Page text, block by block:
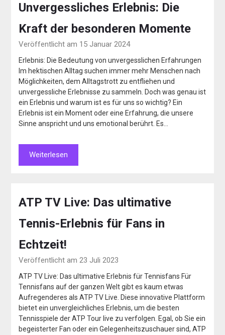
Unvergessliches Erlebnis: Die
Kraft der besonderen Momente
Veröffentlicht am 15 Januar 2024
Erlebnis: Die Bedeutung von unvergesslichen Erfahrungen
Im hektischen Alltag suchen immer mehr Menschen nach
Möglichkeiten, dem Alltagstrott zu entfliehen und
unvergessliche Erlebnisse zu sammeln. Doch was genau ist
ein Erlebnis und warum ist es für uns so wichtig? Ein
Erlebnis ist ein Moment oder eine Erfahrung, die unsere
Sinne anspricht und uns emotional berührt. Es…
Weiterlesen
ATP TV Live: Das ultimative
Tennis-Erlebnis für Fans in
Echtzeit!
Veröffentlicht am 23 Juli 2023
ATP TV Live: Das ultimative Erlebnis für Tennisfans Für
Tennisfans auf der ganzen Welt gibt es kaum etwas
Aufregenderes als ATP TV Live. Diese innovative Plattform
bietet ein unvergleichliches Erlebnis, um die besten
Tennisspiele der ATP Tour live zu verfolgen. Egal, ob Sie ein
begeisterter Fan oder ein Gelegenheitszuschauer sind, ATP